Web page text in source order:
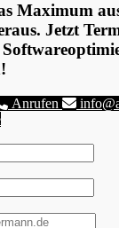
Maximum
Jetzt
Anrufen